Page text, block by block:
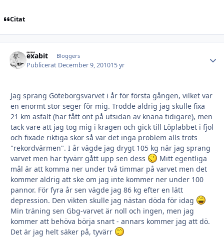
Citat
exabit Bloggers
Publicerat December 9, 201015 yr
Jag sprang Göteborgsvarvet i år för första gången, vilket var
en enormt stor seger för mig. Trodde aldrig jag skulle fixa
21 km asfalt (har fått ont på utsidan av knäna tidigare), men
tack vare att jag tog mig i kragen och gick till Löplabbet i fjol
och fixade riktiga skor så var det inga problem alls trots
"rekordvärmen". I år vägde jag drygt 105 kg när jag sprang
varvet men har tyvärr gått upp sen dess
Mitt egentliga
mål är att komma ner under två timmar på varvet men det
kommer aldrig att ske om jag inte kommer ner under 100
pannor. För fyra år sen vägde jag 86 kg efter en lätt
depression. Den vikten skulle jag nästan döda för idag
Min träning sen Gbg-varvet är noll och ingen, men jag
kommer att behöva börja snart - annars kommer jag att dö.
Det är jag helt säker på, tyvärr